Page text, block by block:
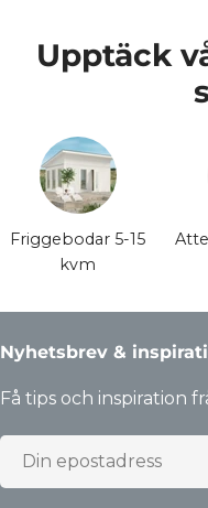
Upptäck
Friggebodar 5-15
kvm
Nyhetsbrev &
Få tips och inspiration
Epost